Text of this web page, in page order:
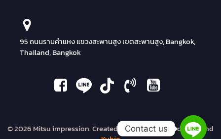
95 ถนนรามคำแหง แขวงสะพานสูง เขตสะพานสูง, Bangkok,
Thailand, Bangkok
© 2026 Mitsu impression. Created with
using WordPress and
Contact us